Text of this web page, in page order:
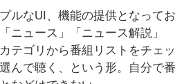
ルなUI、機能の提供となってお
ニュース」「ニュース解説」
テゴリから番組リストをチェッ
んで聴く、という形。自分で番